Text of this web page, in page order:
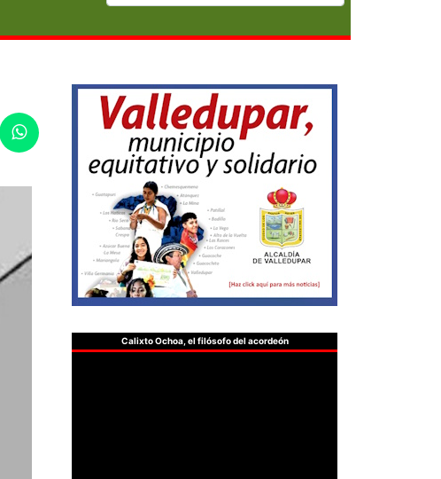
Calixto Ochoa, el filósofo del acordeón